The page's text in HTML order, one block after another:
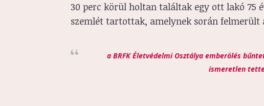
30 perc körül holtan találtak egy ott lakó 75
szemlét tartottak, amelynek során felmerült
a BRFK Életvédelmi Osztálya emberölés
ismeretlen